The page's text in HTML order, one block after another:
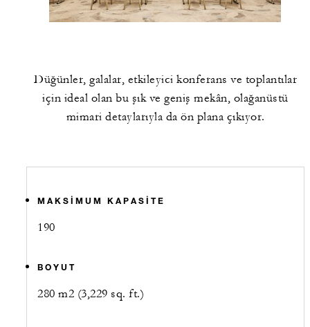
Düğünler, galalar, etkileyici konferans ve toplantılar
için ideal olan bu şık ve geniş mekân, olağanüstü
mimari detaylarıyla da ön plana çıkıyor.
MAKSIMUM KAPASITE
190
BOYUT
280 m2 (3,229 sq. ft.)